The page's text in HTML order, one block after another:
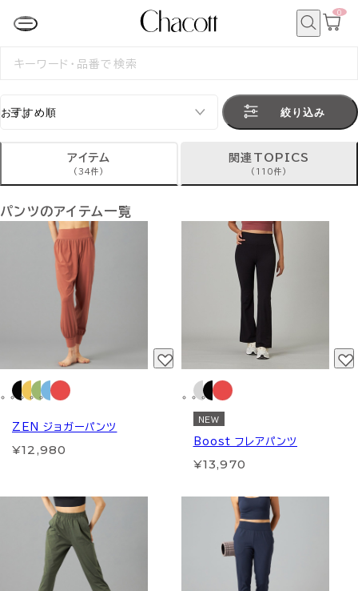
カ
0
検
絞り込み
アイテム
(34件)
関連TOPICS
(110件)
パンツのアイテム一覧
ZEN ジョガーパンツ
¥12,980
NEW
Boost フレアパンツ
¥13,970